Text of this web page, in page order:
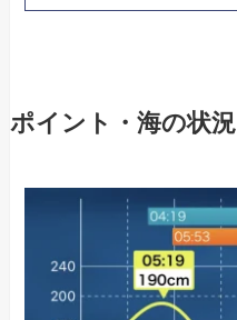
ポイント・海の状況